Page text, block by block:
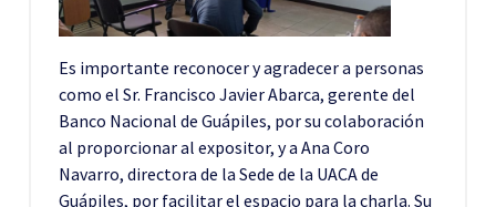
Es importante reconocer y agradecer a personas
como el Sr. Francisco Javier Abarca, gerente del
Banco Nacional de Guápiles, por su colaboración
al proporcionar al expositor, y a Ana Coro
Navarro, directora de la Sede de la UACA de
Guápiles, por facilitar el espacio para la charla. Su